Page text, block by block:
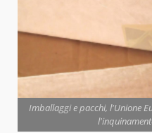
Imballaggi e pacchi, l'Unione